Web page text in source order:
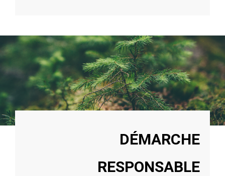
DÉMARCHE
RESPONSABLE